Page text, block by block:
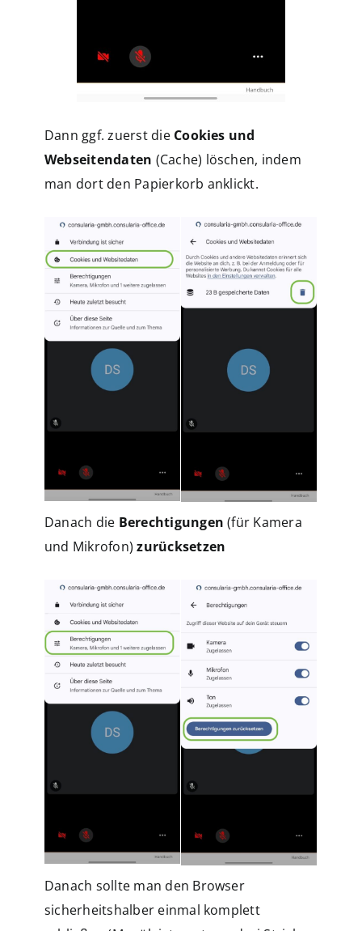
Dann ggf. zuerst die Cookies und
Webseitendaten (Cache) löschen, indem
man dort den Papierkorb anklickt.
Danach die Berechtigungen (für Kamera
und Mikrofon)zurücksetzen
Danach sollte man den Browser
sicherheitshalber einmal komplett